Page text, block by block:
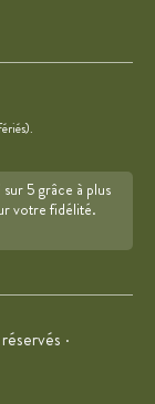
5 grâce à plus
votre fidélité.
·